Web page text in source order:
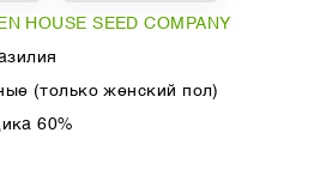
HOUSE SEED COMPANY
(только женский пол)
60%